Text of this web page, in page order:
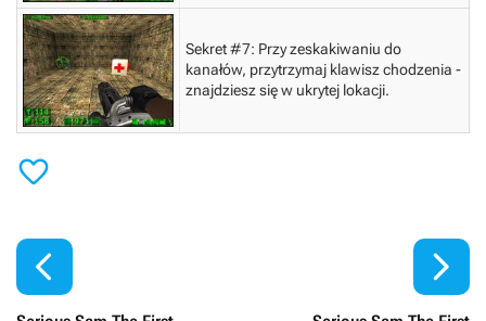
Sekret #7: Przy zeskakiwaniu do
kanałów, przytrzymaj klawisz chodzenia -
znajdziesz się w ukrytej lokacji.

 